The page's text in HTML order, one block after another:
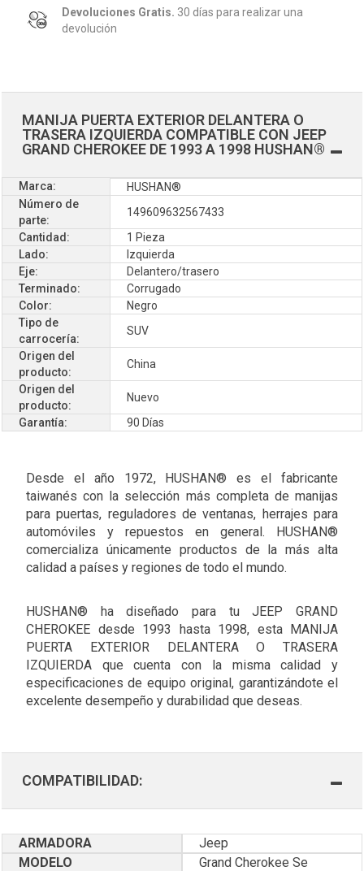
Devoluciones Gratis. 30 días para realizar una
devolución
MANIJA PUERTA EXTERIOR DELANTERA O
TRASERA IZQUIERDA COMPATIBLE CON JEEP
GRAND CHEROKEE DE 1993 A 1998 HUSHAN®
Marca:
HUSHAN®
Número de
parte:
149609632567433
Cantidad:
1 Pieza
Lado:
Izquierda
Eje:
Delantero/trasero
Terminado:
Corrugado
Color:
Negro
Tipo de
carrocería:
SUV
Origen del
producto:
China
Origen del
producto:
Nuevo
Garantía:
90 Días
Desde el año 1972, HUSHAN® es el fabricante
taiwanés con la selección más completa de manijas
para puertas, reguladores de ventanas, herrajes para
automóviles y repuestos en general. HUSHAN®
comercializa únicamente productos de la más alta
calidad a países y regiones de todo el mundo.
HUSHAN® ha diseñado para tu JEEP GRAND
CHEROKEE desde 1993 hasta 1998, esta MANIJA
PUERTA EXTERIOR DELANTERA O TRASERA
IZQUIERDA que cuenta con la misma calidad y
especificaciones de equipo original, garantizándote el
excelente desempeño y durabilidad que deseas.
COMPATIBILIDAD:
ARMADORA
Jeep
MODELO
Grand Cherokee Se